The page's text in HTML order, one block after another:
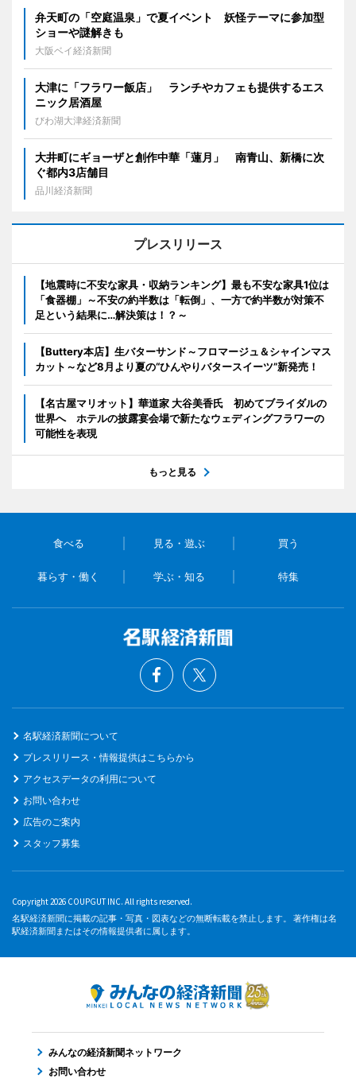
弁天町の「空庭温泉」で夏イベント 妖怪テーマに参加型
ショーや謎解きも
大阪ベイ経済新聞
大津に「フラワー飯店」 ランチやカフェも提供するエス
ニック居酒屋
びわ湖大津経済新聞
大井町にギョーザと創作中華「蓮月」 南青山、新橋に次
ぐ都内3店舗目
品川経済新聞
プレスリリース
【地震時に不安な家具・収納ランキング】最も不安な家具1位は
「食器棚」～不安の約半数は「転倒」、一方で約半数が対策不
足という結果に…解決策は！？～
【Buttery本店】生バターサンド～フロマージュ＆シャインマス
カット～など8月より夏の“ひんやりバタースイーツ”新発売！
【名古屋マリオット】華道家 大谷美香氏 初めてブライダルの
世界へ ホテルの披露宴会場で新たなウェディングフラワーの
可能性を表現
もっと見る
食べる 見る・遊ぶ 買う
暮らす・働く 学ぶ・知る 特集
名駅経済新聞について
プレスリリース・情報提供はこちらから
アクセスデータの利用について
お問い合わせ
広告のご案内
スタッフ募集
Copyright 2026 COUPGUT INC. All rights reserved.
名駅経済新聞に掲載の記事・写真・図表などの無断転載を禁止します。 著作権は名
駅経済新聞またはその情報提供者に属します。
みんなの経済新聞ネットワーク
お問い合わせ